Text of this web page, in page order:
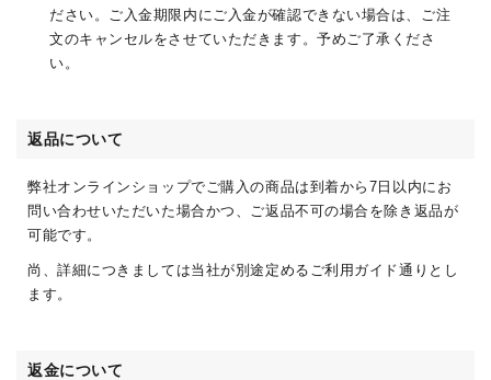
ださい。ご入金期限内にご入金が確認できない場合は、ご注
文のキャンセルをさせていただきます。予めご了承くださ
い。
返品について
弊社オンラインショップでご購入の商品は到着から7日以内にお
問い合わせいただいた場合かつ、ご返品不可の場合を除き返品が
可能です。
尚、詳細につきましては当社が別途定めるご利用ガイド通りとし
ます。
返金について